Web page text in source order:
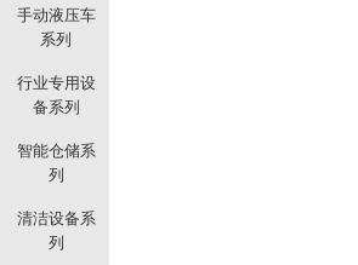
手动液压车
系列
行业专用设
备系列
智能仓储系
列
清洁设备系
列